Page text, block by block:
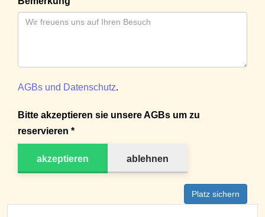
AGBs und Datenschutz.
Bitte akzeptieren sie unsere AGBs um zu
reservieren *
akzeptieren ablehnen
Platz sichern